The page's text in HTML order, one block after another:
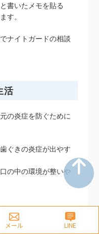
メール LINE
書いたメモを貼る
す。
ナイトガードの相談
活
の炎症を防ぐために
ぐきの炎症が出やす
の中の環境が整いや